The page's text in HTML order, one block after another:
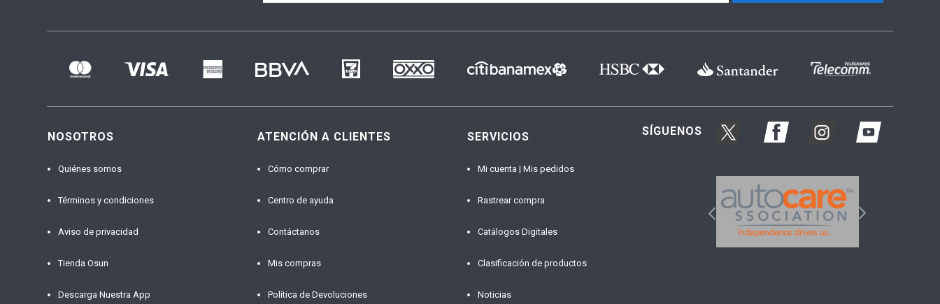
NOSOTROS
Quiénes somos
Términos y condiciones
Aviso de privacidad
Tienda Osun
Descarga Nuestra App
ATENCIÓN A CLIENTES
Cómo comprar
Centro de ayuda
Contáctanos
Mis compras
Política de Devoluciones
SERVICIOS
Mi cuenta | Mis pedidos
Rastrear compra
Catálogos Digitales
Clasificación de productos
Noticias
SÍGUENOS